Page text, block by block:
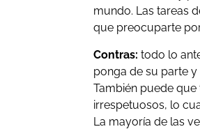
mundo. Las tareas
que preocuparte
Contras:todo lo
ponga de su parte
También puede
irrespetuosos, lo
La mayoría de las